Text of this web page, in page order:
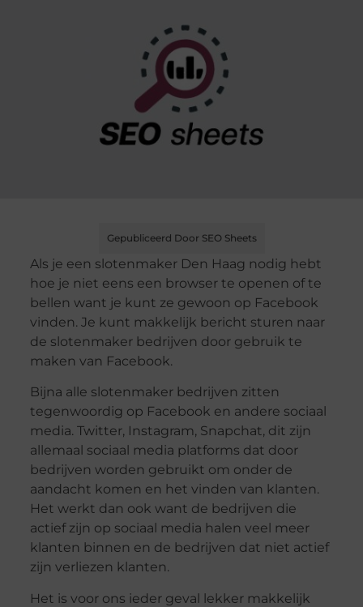
Gepubliceerd Door SEO Sheets
Als je een slotenmaker Den Haag nodig hebt
hoe je niet eens een browser te openen of te
bellen want je kunt ze gewoon op Facebook
vinden. Je kunt makkelijk bericht sturen naar
de slotenmaker bedrijven door gebruik te
maken van Facebook.
Bijna alle slotenmaker bedrijven zitten
tegenwoordig op Facebook en andere sociaal
media. Twitter, Instagram, Snapchat, dit zijn
allemaal sociaal media platforms dat door
bedrijven worden gebruikt om onder de
aandacht komen en het vinden van klanten.
Het werkt dan ook want de bedrijven die
actief zijn op sociaal media halen veel meer
klanten binnen en de bedrijven dat niet actief
zijn verliezen klanten.
Het is voor ons ieder geval lekker makkelijk